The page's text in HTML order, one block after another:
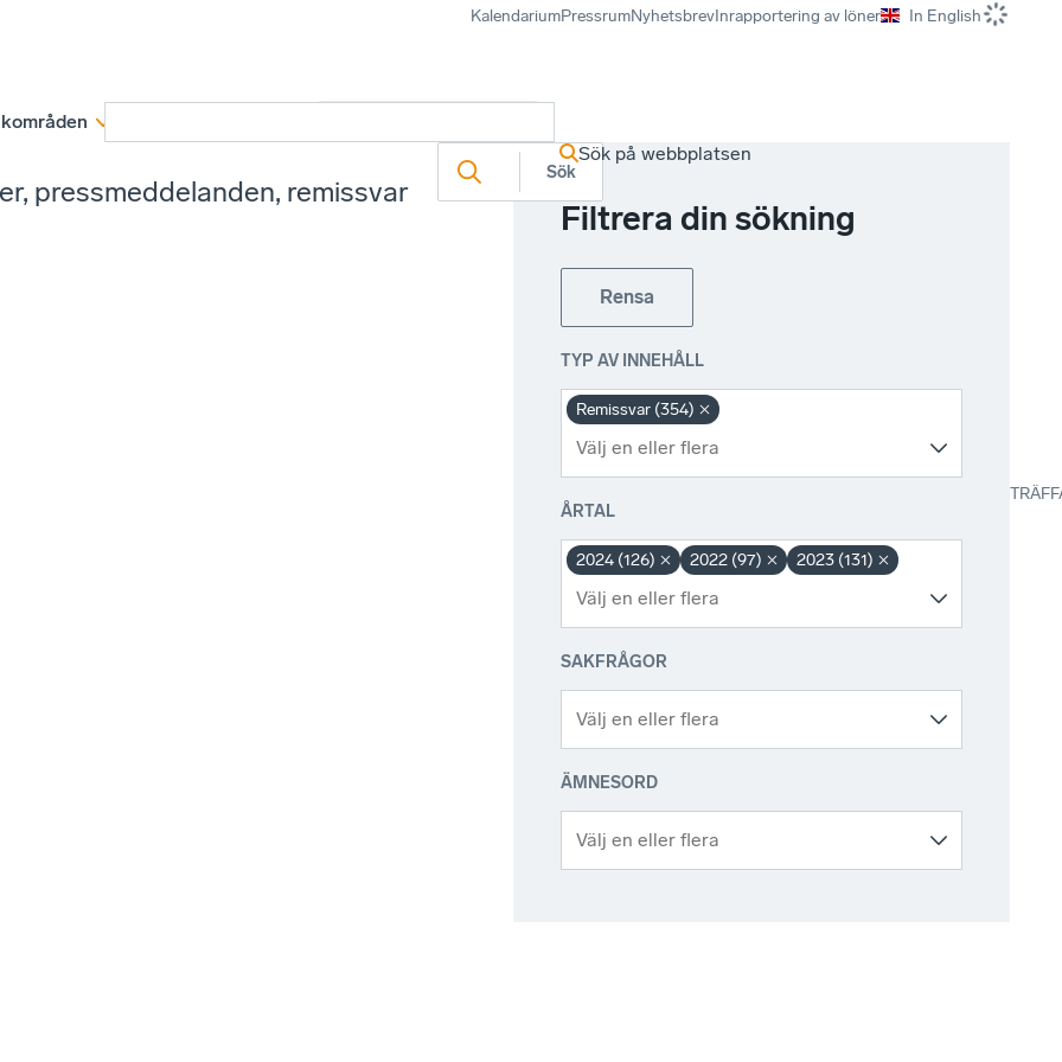
KalendariumPressrumNyhetsbrevInrapportering av löner In English
Sök på webbplatsen
pressmeddelanden, remissvar
Filtrera din sökning
Rensa
TYP AV INNEHÅLL
Remissvar (354)
ÅRTAL
2024 (126) 2022 (97) 2023 (131)
SAKFRÅGOR
ÄMNESORD
Sök